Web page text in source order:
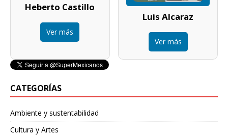
Heberto Castillo
Ver más
Luis Alcaraz
Ver más
CATEGORÍAS
Ambiente y sustentabilidad
Cultura y Artes